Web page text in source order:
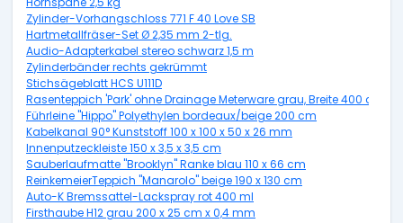
Zylinder-Vorhangschloss 771 F 40 Love SB
Hartmetallfräser-Set Ø 2,35 mm 2-tlg.
Audio-Adapterkabel stereo schwarz 1,5 m
Zylinderbänder rechts gekrümmt
Stichsägeblatt HCS U111D
Rasenteppich 'Park' ohne Drainage Meterware grau, Breite 400 cm
Führleine "Hippo" Polyethylen bordeaux/beige 200 cm
Kabelkanal 90° Kunststoff 100 x 100 x 50 x 26 mm
Innenputzeckleiste 150 x 3,5 x 3,5 cm
Sauberlaufmatte "Brooklyn" Ranke blau 110 x 66 cm
ReinkemeierTeppich "Manarolo" beige 190 x 130 cm
Auto-K Bremssattel-Lackspray rot 400 ml
Firsthaube H12 grau 200 x 25 cm x 0,4 mm